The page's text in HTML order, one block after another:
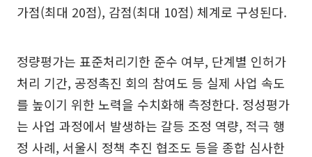
가점(최대 20점), 감점(최대 10점) 체계로 구성된다.
정량평가는 표준처리기한 준수 여부, 단계별 인허가
처리 기간, 공정촉진 회의 참여도 등 실제 사업 속도
를 높이기 위한 노력을 수치화해 측정한다. 정성평가
는 사업 과정에서 발생하는 갈등 조정 역량, 적극 행
정 사례, 서울시 정책 추진 협조도 등을 종합 심사한